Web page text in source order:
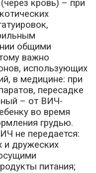
кровь) – при
общими
важно
использующих
в медицине: при
пересадке
– от ВИЧ-
во время
грудью.
не передается:
и дружеских
питания;